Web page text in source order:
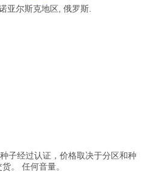
亚尔斯克地区, 俄罗斯.
子经过认证，价格取决于分区和种
。 任何音量。